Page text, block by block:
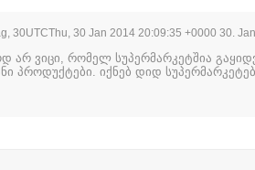
30UTCThu, 30 Jan 2014 20:09:35 +0000 30.
არ ვიცი, რომელ სუპერმარკეტშია
პროდუქტები. იქნებ დიდ